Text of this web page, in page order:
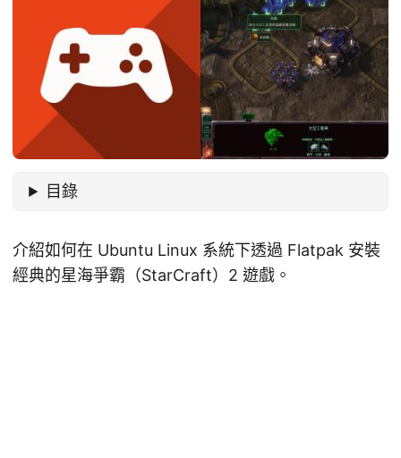
目錄
介紹如何在 Ubuntu Linux 系統下透過 Flatpak 安裝
經典的星海爭霸（StarCraft）2 遊戲。